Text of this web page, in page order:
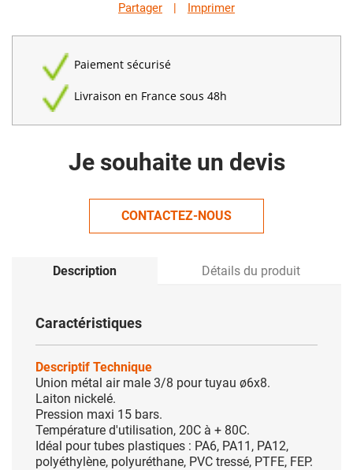
Partager | Imprimer
Paiement sécurisé
Livraison en France sous 48h
Je souhaite un devis
CONTACTEZ-NOUS
Description Détails du produit
Caractéristiques
Descriptif Technique
Union métal air male 3/8 pour tuyau ø6x8.
Laiton nickelé.
Pression maxi 15 bars.
Température d'utilisation, 20C à + 80C.
Idéal pour tubes plastiques : PA6, PA11, PA12,
polyéthylène, polyuréthane, PVC tressé, PTFE, FEP.